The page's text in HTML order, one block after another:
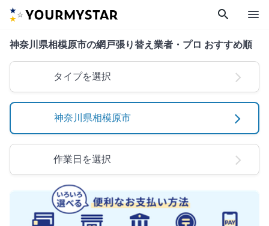
search menu
神奈川県相模原市の網戸張り替え業者・プロ おすすめ順
タイプを選択
神奈川県相模原市
作業日を選択